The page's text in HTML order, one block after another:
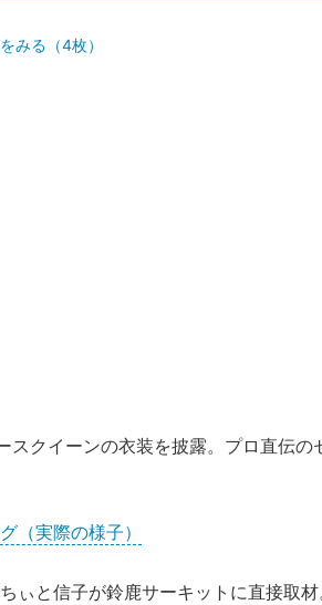
みる（4枚）
クイーンの衣装を披露。プロ直伝の
（実際の様子）
ぃと信子が鈴鹿サーキットに直接取材